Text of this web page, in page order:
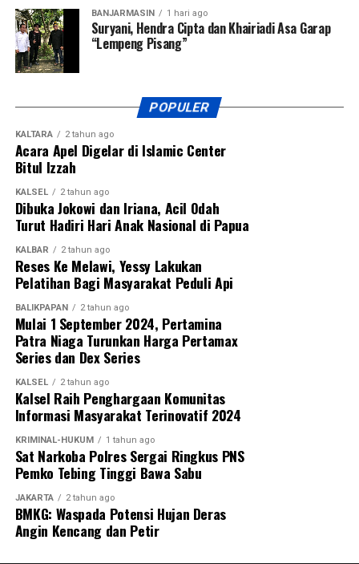
BANJARMASIN 1 hari ago
Suryani, Hendra Cipta dan Khairiadi Asa Garap
“Lempeng Pisang”
POPULER
KALTARA 2 tahun ago
Acara Apel Digelar di Islamic Center
Bitul Izzah
KALSEL 2 tahun ago
Dibuka Jokowi dan Iriana, Acil Odah
Turut Hadiri Hari Anak Nasional di Papua
KALBAR 2 tahun ago
Reses Ke Melawi, Yessy Lakukan
Pelatihan Bagi Masyarakat Peduli Api
BALIKPAPAN 2 tahun ago
Mulai 1 September 2024, Pertamina
Patra Niaga Turunkan Harga Pertamax
Series dan Dex Series
KALSEL 2 tahun ago
Kalsel Raih Penghargaan Komunitas
Informasi Masyarakat Terinovatif 2024
KRIMINAL-HUKUM 1 tahun ago
Sat Narkoba Polres Sergai Ringkus PNS
Pemko Tebing Tinggi Bawa Sabu
JAKARTA 2 tahun ago
BMKG: Waspada Potensi Hujan Deras
Angin Kencang dan Petir